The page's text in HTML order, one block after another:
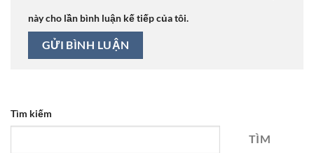
này cho lần bình luận kế tiếp của tôi.
Tìm kiếm
TÌM